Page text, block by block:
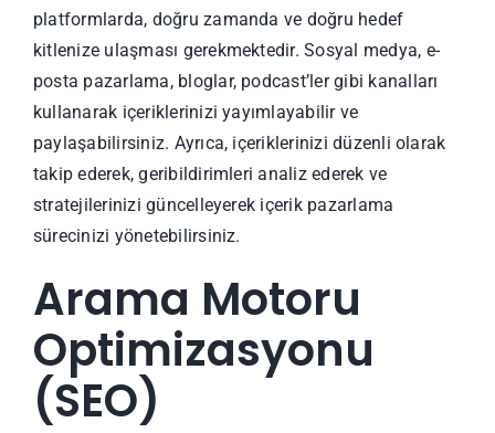
platformlarda, doğru zamanda ve doğru hedef
kitlenize ulaşması gerekmektedir. Sosyal medya, e-
posta pazarlama, bloglar, podcast’ler gibi kanalları
kullanarak içeriklerinizi yayımlayabilir ve
paylaşabilirsiniz. Ayrıca, içeriklerinizi düzenli olarak
takip ederek, geribildirimleri analiz ederek ve
stratejilerinizi güncelleyerek içerik pazarlama
sürecinizi yönetebilirsiniz.
Arama Motoru
Optimizasyonu
(SEO)